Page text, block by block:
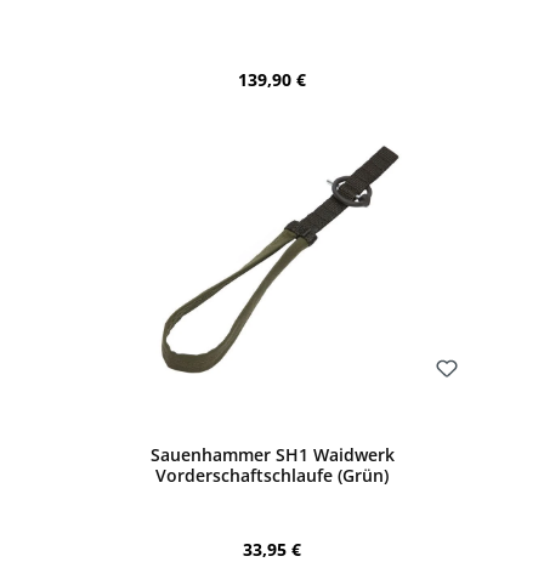
Regulärer Preis:
139,90 €
Sauenhammer SH1 Waidwerk
Vorderschaftschlaufe (Grün)
Regulärer Preis:
33,95 €